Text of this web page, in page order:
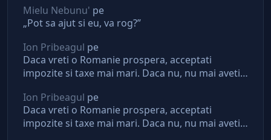
Mielu Nebunu' pe
„Pot sa ajut si eu, va rog?”
Ion Pribeagul pe
Daca vreti o Romanie prospera, acceptati
impozite si taxe mai mari. Daca nu, nu mai aveti
Ion Pribeagul pe
Daca vreti o Romanie prospera, acceptati
impozite si taxe mai mari. Daca nu, nu mai aveti